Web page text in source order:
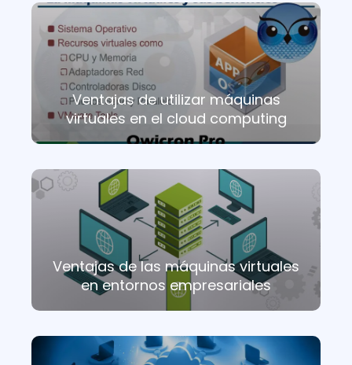
Ventajas de utilizar máquinas
virtuales en el cloud computing
Ventajas de las máquinas virtuales
en entornos empresariales